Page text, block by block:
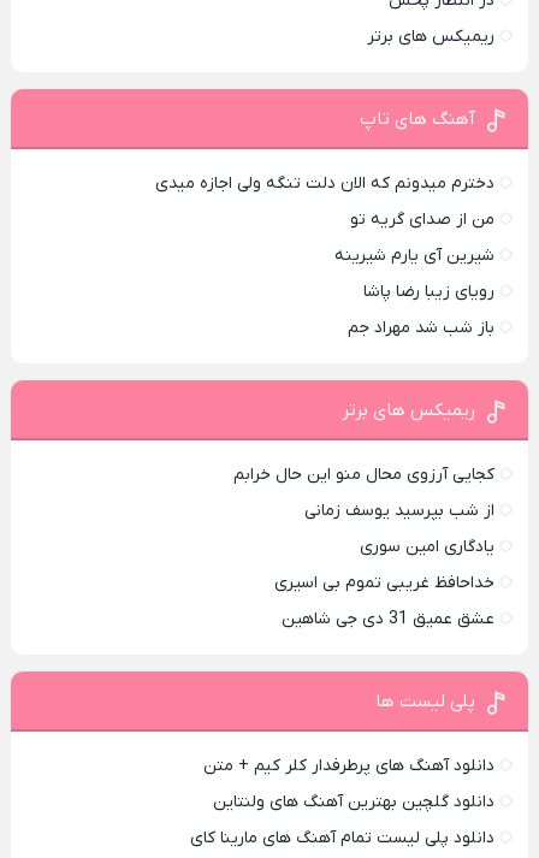
ریمیکس های برتر
آهنگ های تاپ
دخترم میدونم که الان دلت تنگه ولی اجازه میدی
من از صدای گريه تو
شیرین آی یارم شیرینه
رویای زیبا رضا پاشا
باز شب شد مهراد جم
ریمیکس های برتر
کجایی آرزوی محال منو این حال خرابم
از شب بپرسید یوسف زمانی
یادگاری امین سوری
خداحافظ غریبی تموم بی اسیری
عشق عمیق 31 دی جی شاهین
پلی لیست ها
دانلود آهنگ های پرطرفدار کلر کیم + متن
دانلود گلچین بهترین آهنگ های ولنتاین
دانلود پلی لیست تمام آهنگ های مارینا کای